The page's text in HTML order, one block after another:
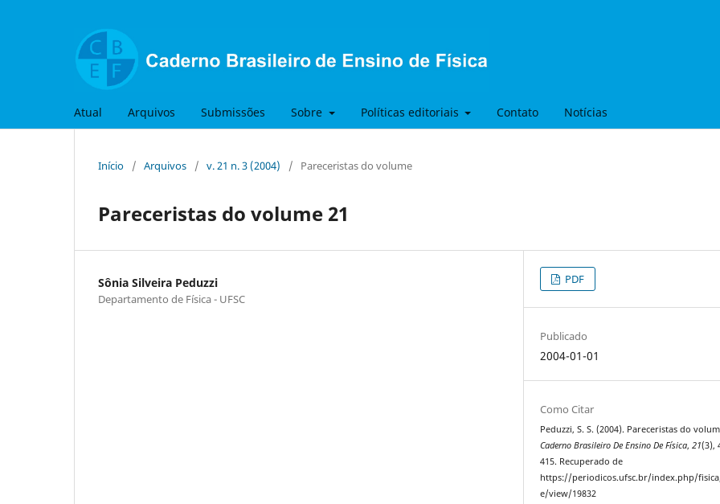
Atual Arquivos Submissões Sobre Políticas editoriais Contato Notícias
Início / Arquivos / v. 21 n. 3 (2004) / Pareceristas do volume
Pareceristas do volume 21
Sônia Silveira Peduzzi
Departamento de Física - UFSC
PDF
Publicado
2004-01-01
Como Citar
Peduzzi, S. S. (2004). Pareceristas do
Caderno Brasileiro De Ensino De Física,21(3),
415. Recuperado de
https://periodicos.ufsc.br/index.php/
e/view/19832